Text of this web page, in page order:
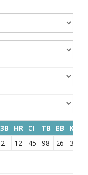
3B HR CI TB BB K
2 12 45 98 26 35